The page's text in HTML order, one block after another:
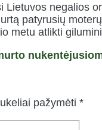
negalios
patyrusių
metu atlikti
pažymėti *